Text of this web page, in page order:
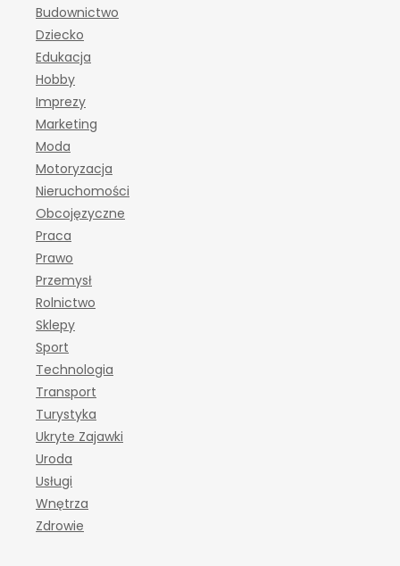
Budownictwo
Dziecko
Edukacja
Hobby
Imprezy
Marketing
Moda
Motoryzacja
Nieruchomości
Obcojęzyczne
Praca
Prawo
Przemysł
Rolnictwo
Sklepy
Sport
Technologia
Transport
Turystyka
Ukryte Zajawki
Uroda
Usługi
Wnętrza
Zdrowie